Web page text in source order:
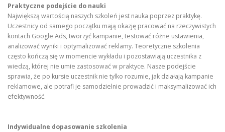
Praktyczne podejście do nauki
Największą wartością naszych szkoleń jest nauka poprzez praktykę.
Uczestnicy od samego początku mają okazję pracować na rzeczywistych
kontach Google Ads, tworzyć kampanie, testować różne ustawienia,
analizować wyniki i optymalizować reklamy. Teoretyczne szkolenia
często kończą się w momencie wykładu i pozostawiają uczestnika z
wiedzą, której nie umie zastosować w praktyce. Nasze podejście
sprawia, że po kursie uczestnik nie tylko rozumie, jak działają kampanie
reklamowe, ale potrafi je samodzielnie prowadzić i maksymalizować ich
efektywność.
Indywidualne dopasowanie szkolenia